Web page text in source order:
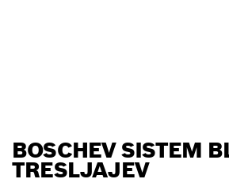
BOSCHEV SISTEM
TRESLJAJEV